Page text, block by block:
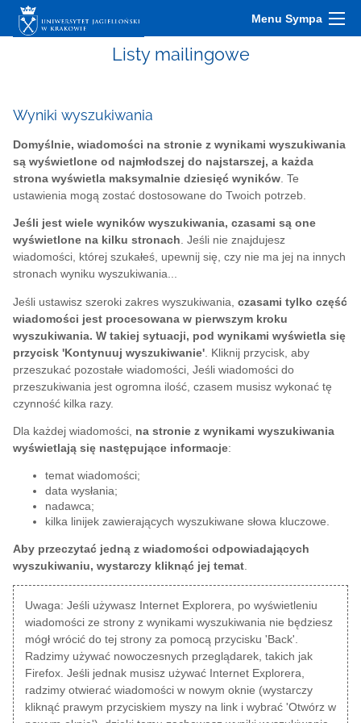
Menu Sympa
Listy mailingowe
Wyniki wyszukiwania
Domyślnie, wiadomości na stronie z wynikami wyszukiwania
są wyświetlone od najmłodszej do najstarszej, a każda
strona wyświetla maksymalnie dziesięć wyników . Te
ustawienia mogą zostać dostosowane do Twoich potrzeb.
Jeśli jest wiele wyników wyszukiwania, czasami są one
wyświetlone na kilku stronach. Jeśli nie znajdujesz
wiadomości, której szukałeś, upewnij się, czy nie ma jej na innych
stronach wyniku wyszukiwania...
Jeśli ustawisz szeroki zakres wyszukiwania, czasami tylko część
wiadomości jest procesowana w pierwszym kroku
wyszukiwania. W takiej sytuacji, pod wynikami wyświetla się
przycisk 'Kontynuuj wyszukiwanie' . Kliknij przycisk, aby
przeszukać pozostałe wiadomości, Jeśli wiadomości do
przeszukiwania jest ogromna ilość, czasem musisz wykonać tę
czynność kilka razy.
Dla każdej wiadomości, na stronie z wynikami wyszukiwania
wyświetlają się następujące informacje:
temat wiadomości;
data wysłania;
nadawca;
kilka linijek zawierających wyszukiwane słowa kluczowe.
Aby przeczytać jedną z wiadomości odpowiadających
wyszukiwaniu, wystarczy kliknąć jej temat
Uwaga: Jeśli używasz Internet Explorera, po wyświetleniu
wiadomości ze strony z wynikami wyszukiwania nie będziesz
mógł wrócić do tej strony za pomocą przycisku 'Back'.
Radzimy używać nowoczesnych przeglądarek, takich jak
Firefox. Jeśli jednak musisz używać Internet Explorera,
radzimy otwierać wiadomości w nowym oknie (wystarczy
kliknąć prawym przyciskiem myszy na link i wybrać 'Otwórz w